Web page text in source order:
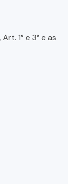
1° e 3° e as